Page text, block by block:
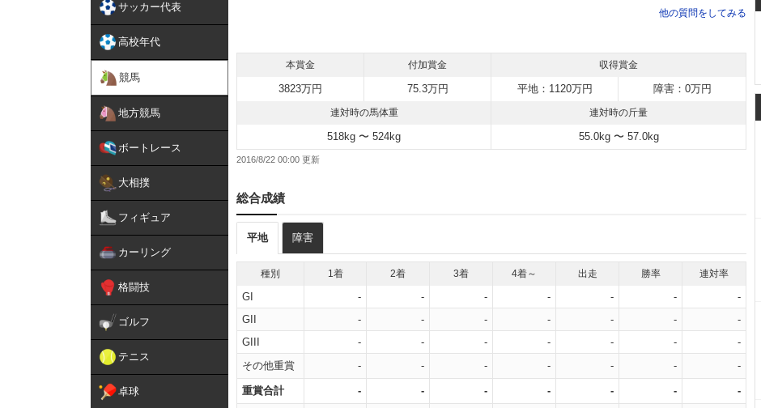
サッカー代表
高校年代
競馬
地方競馬
ボートレース
大相撲
フィギュア
カーリング
格闘技
ゴルフ
テニス
卓球
他の質問をしてみる
本賞金 付加賞金 収得賞金
3823万円 75.3万円 平地：1120万円 障害：0万円
連対時の馬体重 連対時の斤量
518kg 〜 524kg 55.0kg 〜 57.0kg
2016/8/22 00:00
総合成績
平地 障害
種別 1着 2着 3着 4着～ 出走 勝率 連対率
GI - - - - - -
-
GII
- - - - - -
-
GIII
- - - - - -
-
その他重賞
- - - - - - -
重賞合計 - - - - - - -